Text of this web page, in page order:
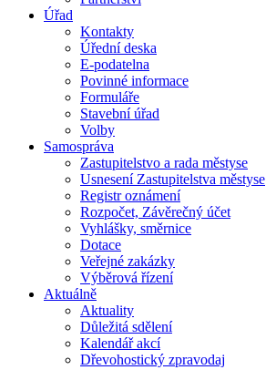
Úřad
Kontakty
Úřední deska
E-podatelna
Povinné informace
Formuláře
Stavební úřad
Volby
Samospráva
Zastupitelstvo a rada městyse
Usnesení Zastupitelstva městyse
Registr oznámení
Rozpočet, Závěrečný účet
Vyhlášky, směrnice
Dotace
Veřejné zakázky
Výběrová řízení
Aktuálně
Aktuality
Důležitá sdělení
Kalendář akcí
Dřevohostický zpravodaj